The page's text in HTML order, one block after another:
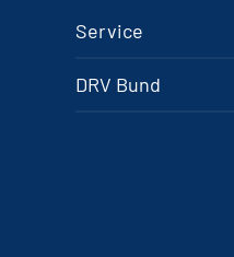
Service
DRV Bund